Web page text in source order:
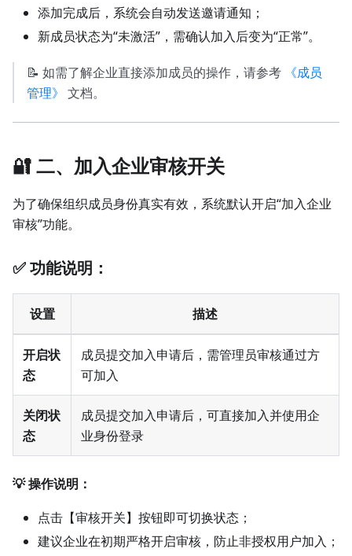
添加完成后，系统会自动发送邀请通知；
新成员状态为“未激活”，需确认加入后变为“正常”。
📝 如需了解企业直接添加成员的操作，请参考 《成员
管理》 文档。
🔐 二、加入企业审核开关
为了确保组织成员身份真实有效，系统默认开启“加入企业
审核”功能。
✅ 功能说明：
设置 描述
开启状
态
成员提交加入申请后，需管理员审核通过方
可加入
关闭状
态
成员提交加入申请后，可直接加入并使用企
业身份登录
💡 操作说明：
点击【审核开关】按钮即可切换状态；
建议企业在初期严格开启审核，防止非授权用户加入；